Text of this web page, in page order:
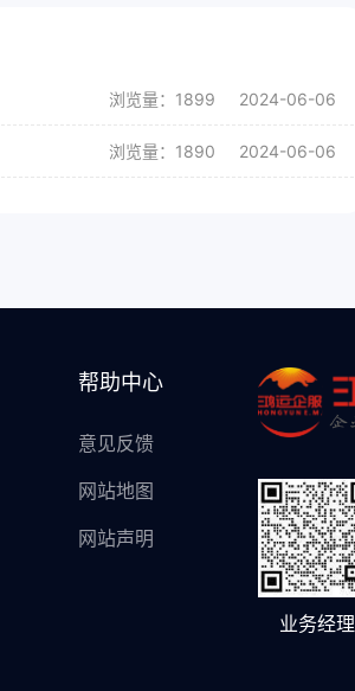
浏览量：1899 2024-06-06
浏览量：1890 2024-06-06
帮助中心
意见反馈
网站地图
网站声明
业务经理